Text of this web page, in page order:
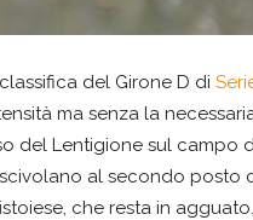
del Girone D di
ma senza la
del Lentigione sul campo
al secondo posto
che resta in agguato.